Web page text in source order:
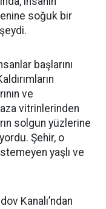
soğuk bir
başlarını
ve
vitrinlerinden
solgun yüzlerine
Şehir, o
yaşlı ve
Kanalı’ndan